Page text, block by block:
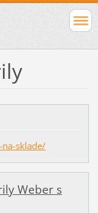
sklade/
Weber s